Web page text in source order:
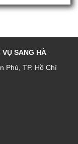
SANG HÀ
Phú, TP. Hồ Chí